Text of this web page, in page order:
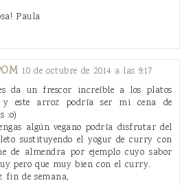
Paula
10 de octubre de 2014 a las 9:17
da un frescor increíble a los platos
este arroz podría ser mi cena de
:o)
algún vegano podría disfrutar del
sustituyendo el yogur de curry con
de almendra por ejemplo cuyo sabor
pero que muy bien con el curry.
fin de semana,